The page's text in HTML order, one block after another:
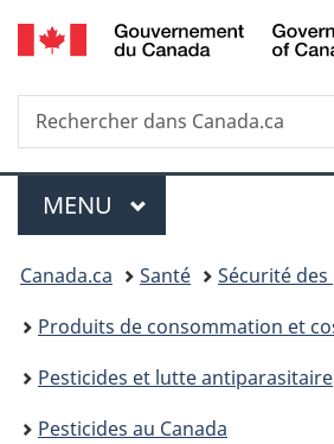
Passer
au
Passer
à
Au
du
Passer
à
version
Recherche
Rechercher
dans
Menu
MENU PRINCIPAL
Vous
êtes
ici :
Canada.ca Santé
Sécurité
Produits de consommation et
Pesticides et lutte antiparasitaire
Pesticides au Canada